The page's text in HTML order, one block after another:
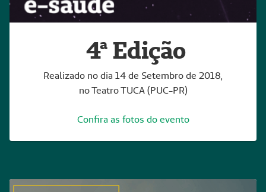
4ª Edição
Realizado no dia 14 de Setembro de 2018,
no Teatro TUCA (PUC-PR)
Confira as fotos do evento